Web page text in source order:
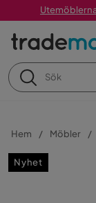
Hem Möbler
Nyhet